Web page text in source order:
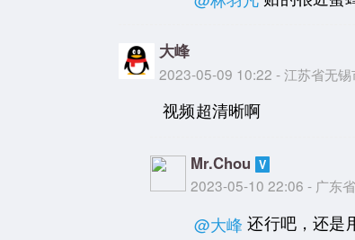
大峰
2023-05-09 10:22 - 江苏省无锡
视频超清晰啊
Mr.Chou
2023-05-10 22:06 - 广东
@大峰 还行吧，还是